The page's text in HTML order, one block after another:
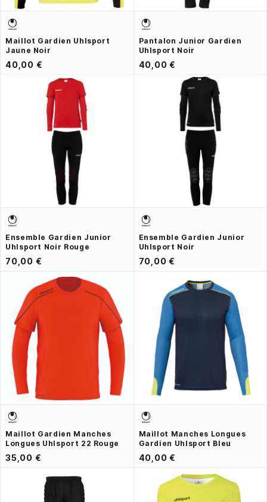
Maillot Gardien Uhlsport
Jaune Noir
40,00 €
Pantalon Junior Gardien
Uhlsport Noir
40,00 €
Ensemble Gardien Junior
Uhlsport Noir Rouge
70,00 €
Ensemble Gardien Junior
Uhlsport Noir
70,00 €
Maillot Gardien Manches
Longues Uhlsport 22 Rouge
35,00 €
Maillot Manches Longues
Gardien Uhlsport Bleu
40,00 €